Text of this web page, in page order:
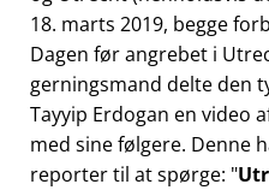
18. marts 2019, begge
Dagen før angrebet i
gerningsmand delte den
Tayyip Erdogan en video
med sine følgere. Denne
reporter til at spørge: